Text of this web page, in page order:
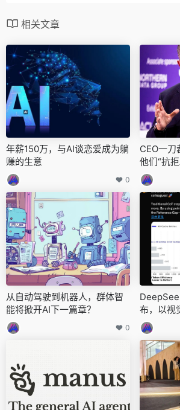
相关文章
年薪150万，与AI谈恋爱成为躺
赚的生意
0
CEO一刀
他们“抗
后：公司
果
从自动驾驶到机器人，群体智
能将掀开AI下一篇章？
0
布，以视